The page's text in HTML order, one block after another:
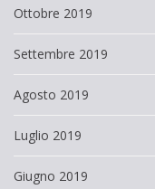
Ottobre 2019
Settembre 2019
Agosto 2019
Luglio 2019
Giugno 2019